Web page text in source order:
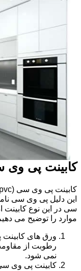
کابینت پی
این دلیل پی وی سی
سی در این نوع کابینت
موارد را توضیح می
ورق های
رطوبت از
نمی شود.
کابینت پی وی